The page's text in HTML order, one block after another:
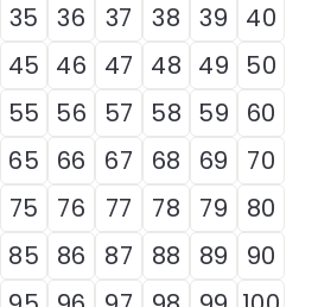
35 36 37 38 39
40
45 46 47 48 49 50
55 56 57 58 59
60
65 66 67 68 69
70
75 76 77 78 79
80
85 86 87 88 89
90